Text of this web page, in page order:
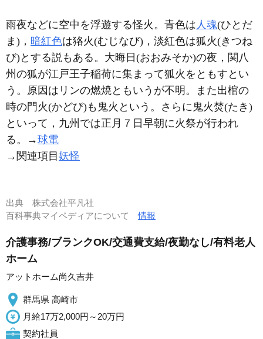
雨夜などに空中を浮遊する怪火。青色は 人魂(ひとだ
ま)， 暗紅色は狢火(むじなび)，淡紅色は狐火(きつね
び)とする説もある。大晦日(おおみそか)の夜，関八
州の狐が江戸王子稲荷に集まって狐火をともすとい
う。原因はリンの燃焼ともいうが不明。また出棺の
時の門火(かどび)も鬼火という。さらに鬼火焚(たき)
といって，九州では正月７日早朝に火祭が行われ
る。→球電
→関連項目 妖怪
出典 株式会社平凡社
百科事典マイペディアについて情報
介護事務/ブランクOK/交通費支給/夜勤なし/有料老人
ホーム
アットホーム尚久吉井
群馬県 高崎市
月給17万2,000円～20万円
契約社員